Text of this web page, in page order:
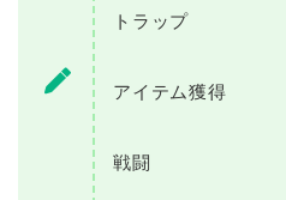
トラップ
アイテム獲得
戦闘